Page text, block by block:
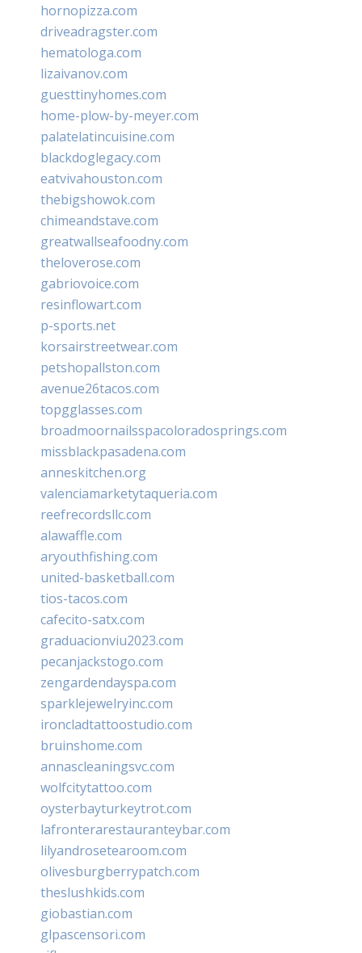
hornopizza.com
driveadragster.com
hematologa.com
lizaivanov.com
guesttinyhomes.com
home-plow-by-meyer.com
palatelatincuisine.com
blackdoglegacy.com
eatvivahouston.com
thebigshowok.com
chimeandstave.com
greatwallseafoodny.com
theloverose.com
gabriovoice.com
resinflowart.com
p-sports.net
korsairstreetwear.com
petshopallston.com
avenue26tacos.com
topgglasses.com
broadmoornailsspacoloradosprings.com
missblackpasadena.com
anneskitchen.org
valenciamarketytaqueria.com
reefrecordsllc.com
alawaffle.com
aryouthfishing.com
united-basketball.com
tios-tacos.com
cafecito-satx.com
graduacionviu2023.com
pecanjackstogo.com
zengardendayspa.com
sparklejewelryinc.com
ironcladtattoostudio.com
bruinshome.com
annascleaningsvc.com
wolfcitytattoo.com
oysterbayturkeytrot.com
lafronterarestauranteybar.com
lilyandrosetearoom.com
olivesburgberrypatch.com
theslushkids.com
giobastian.com
glpascensori.com